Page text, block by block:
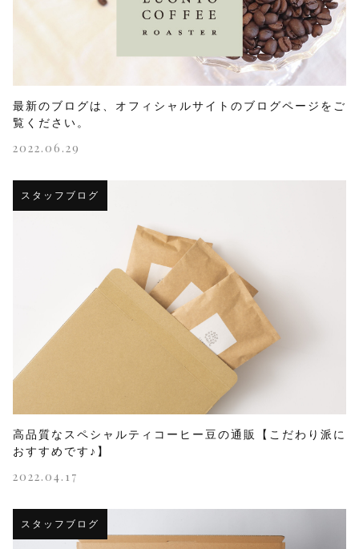
最新のブログは、オフィシャルサイトのブログページをご
覧ください。
2022.06.29
スタッフブログ
高品質なスペシャルティコーヒー豆の通販【こだわり派に
おすすめです♪】
2022.04.17
スタッフブログ